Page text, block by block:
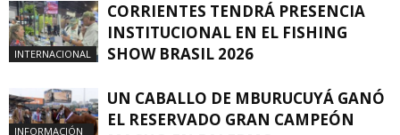
INTERNACIONAL
CORRIENTES TENDRÁ PRESENCIA
INSTITUCIONAL EN EL FISHING
SHOW BRASIL 2026
INFORMACIÓN
UN CABALLO DE MBURUCUYÁ GANÓ
EL RESERVADO GRAN CAMPEÓN